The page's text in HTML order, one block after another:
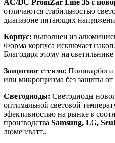
AC/DC PromZar Line 35 с
отличаются стабильностью
диапазоне питающих
Корпус: выполнен из
Форма корпуса исключает
Благодаря этому на
Защитное стекло:
или микропризма без защиты от
Светодиоды: Светодиоды
оптимальной световой
эфективностью на рынке в
производства Samsung, LG, Seul
люмен/ватт..